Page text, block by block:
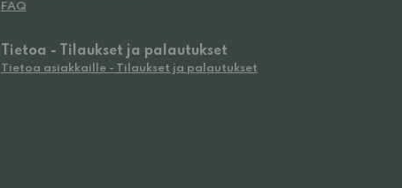
FAQ
Tietoa - Tilaukset ja palautukset
Tietoa asiakkaille - Tilaukset ja palautukset